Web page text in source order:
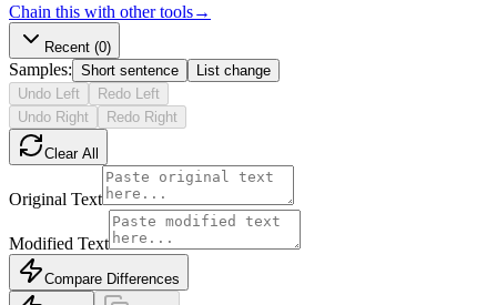
Chain this with other tools→
Recent (0)
Samples: Short sentence
List change
Undo Left
Redo Left
Undo Right
Redo Right
Clear All
Original Text
Modified Text
Compare Differences